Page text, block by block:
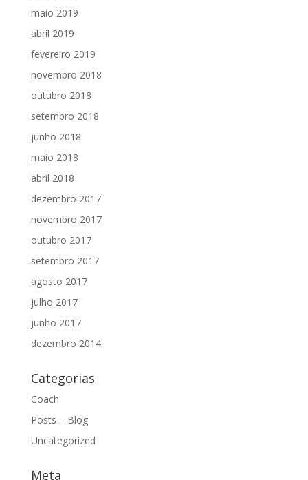
maio 2019
abril 2019
fevereiro 2019
novembro 2018
outubro 2018
setembro 2018
junho 2018
maio 2018
abril 2018
dezembro 2017
novembro 2017
outubro 2017
setembro 2017
agosto 2017
julho 2017
junho 2017
dezembro 2014
Categorias
Coach
Posts – Blog
Uncategorized
Meta